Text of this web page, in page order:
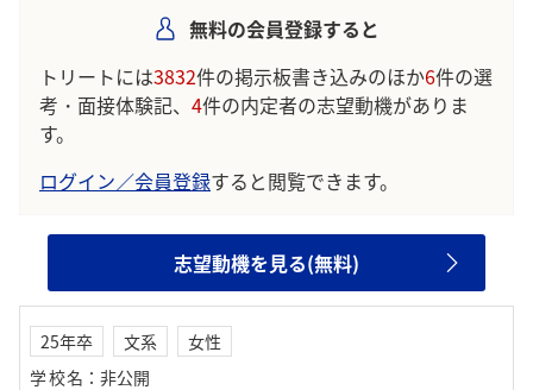
無料の会員登録すると
トリートには3832件の掲示板書き込みのほか6件の選
考・面接体験記、 4件の内定者の志望動機がありま
す。
ログイン／会員登録すると閲覧できます。
志望動機を見る(無料)
25年卒 文系
女性
学校名 ： 非公開